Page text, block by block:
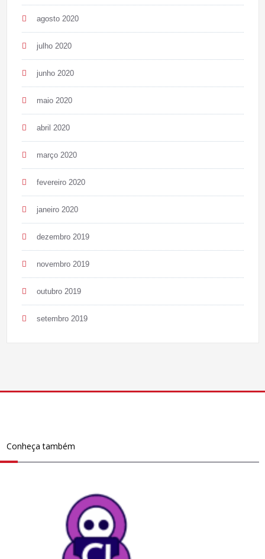
agosto 2020
julho 2020
junho 2020
maio 2020
abril 2020
março 2020
fevereiro 2020
janeiro 2020
dezembro 2019
novembro 2019
outubro 2019
setembro 2019
Conheça também